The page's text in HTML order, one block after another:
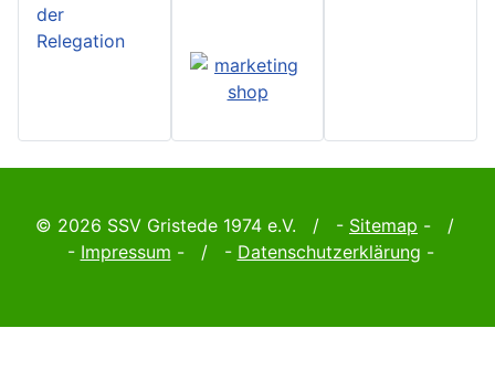
der
Relegation
© 2026 SSV Gristede 1974 e.V. / - Sitemap - /
- Impressum - / - Datenschutzerklärung -